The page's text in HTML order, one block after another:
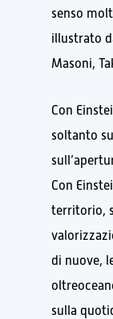
senso
illustrato
Masoni,
Con
soltanto
Con
territorio,
di nuove,
sulla